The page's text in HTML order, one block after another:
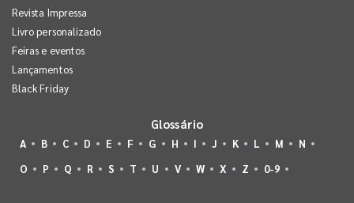
Revista Impressa
Livro personalizado
Feiras e eventos
Lançamentos
Black Friday
Glossário
A B C D E F G H I J K L M
N
O
P Q R S T U V W X Z 0-9